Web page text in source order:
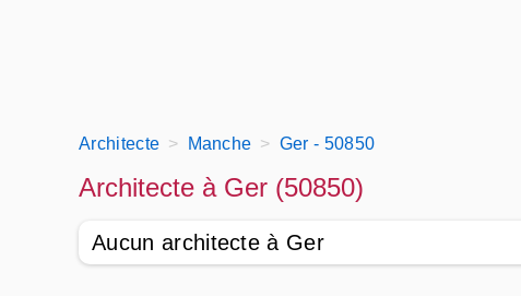
Architecte Manche Ger - 50850
Architecte à Ger (50850)
Aucun architecte à Ger